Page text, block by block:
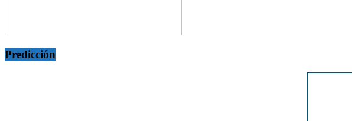
Predicción